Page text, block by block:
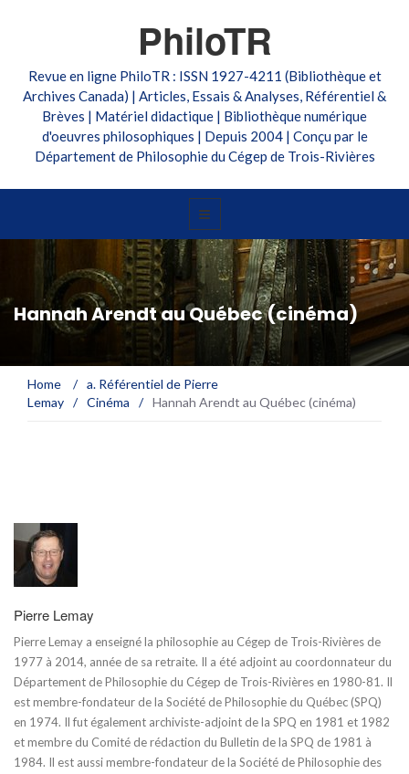
PhiloTR
Revue en ligne PhiloTR : ISSN 1927-4211 (Bibliothèque et
Archives Canada) | Articles, Essais & Analyses, Référentiel &
Brèves | Matériel didactique | Bibliothèque numérique
d'oeuvres philosophiques | Depuis 2004 | Conçu par le
Département de Philosophie du Cégep de Trois-Rivières
Hannah Arendt au Québec (cinéma)
Home / a. Référentiel de Pierre
Lemay / Cinéma / Hannah Arendt au Québec (cinéma)
Pierre Lemay
Pierre Lemay a enseigné la philosophie au Cégep de Trois-Rivières de
1977 à 2014, année de sa retraite. Il a été adjoint au coordonnateur du
Département de Philosophie du Cégep de Trois-Rivières en 1980-81. Il
est membre-fondateur de la Société de Philosophie du Québec (SPQ)
en 1974. Il fut également archiviste-adjoint de la SPQ en 1981 et 1982
et membre du Comité de rédaction du Bulletin de la SPQ de 1981 à
1984. Il est aussi membre-fondateur de la Société de Philosophie des